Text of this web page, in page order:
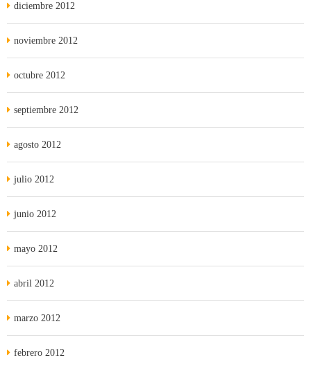
diciembre 2012
noviembre 2012
octubre 2012
septiembre 2012
agosto 2012
julio 2012
junio 2012
mayo 2012
abril 2012
marzo 2012
febrero 2012